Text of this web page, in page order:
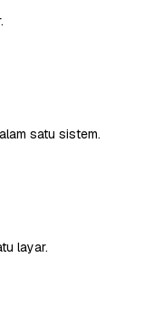
satu sistem.
layar.